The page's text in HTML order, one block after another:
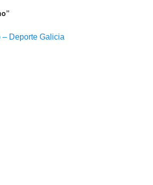
Deporte Galicia